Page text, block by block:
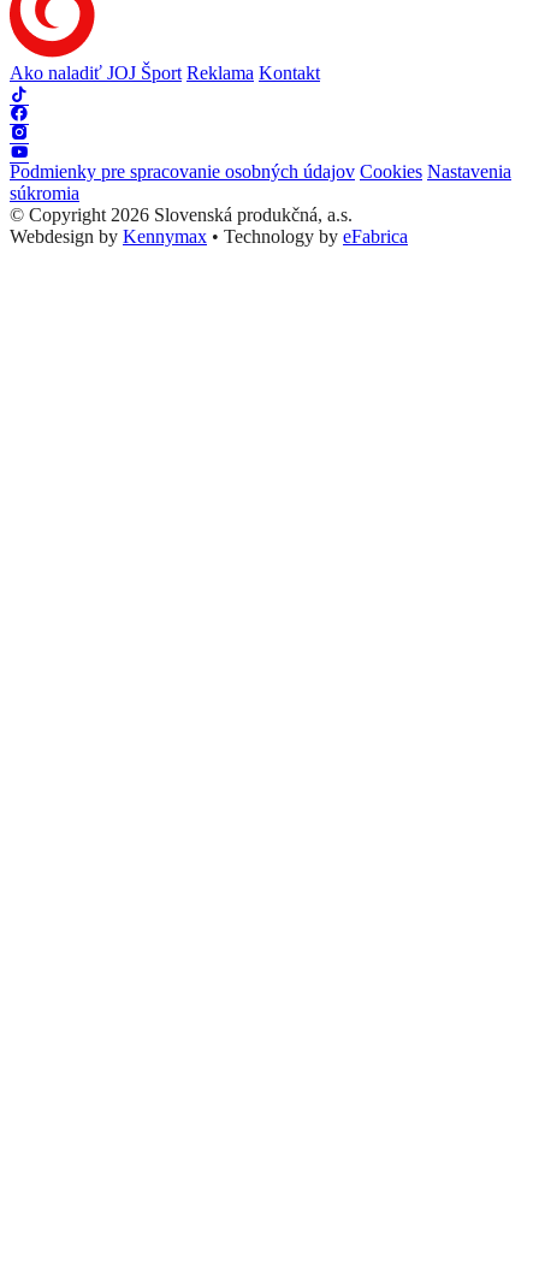
Ako naladiť JOJ Šport Reklama Kontakt
Podmienky pre spracovanie osobných údajov Cookies Nastavenia
súkromia
© Copyright 2026 Slovenská produkčná, a.s.
Webdesign by Kennymax • Technology by eFabrica